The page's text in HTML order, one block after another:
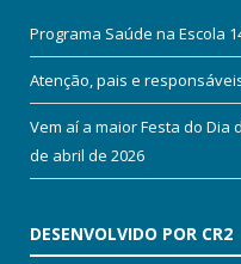
Programa Saúde na Escola
Atenção, pais e
Vem aí a maior Festa do Dia
de abril de 2026
DESENVOLVIDO POR CR2